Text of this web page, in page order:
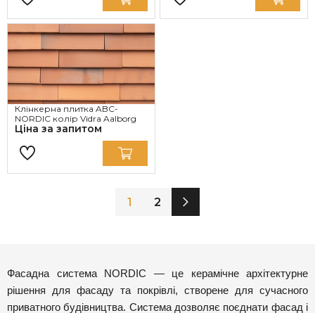
Клінкерна плитка ABC-
NORDIC колір Vidra Aalborg
Ціна за запитом
1 2
Фасадна система NORDIC — це керамічне архітектурне
рішення для фасаду та покрівлі, створене для сучасного
приватного будівництва. Система дозволяє поєднати фасад і